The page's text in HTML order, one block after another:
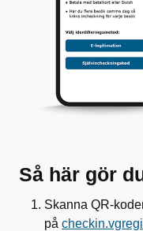
Så här gör
Skanna QR-
på